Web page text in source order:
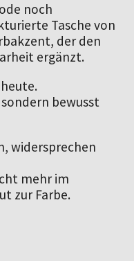
noch
Tasche von
der den
ergänzt.
bewusst
widersprechen
mehr im
zur Farbe.